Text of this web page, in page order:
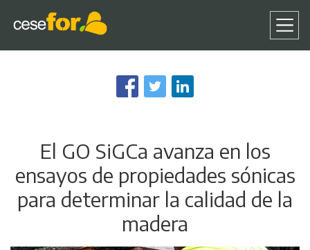
al
contenido
El GO SiGCa avanza en los
ensayos de propiedades sónicas
para determinar la calidad de la
madera